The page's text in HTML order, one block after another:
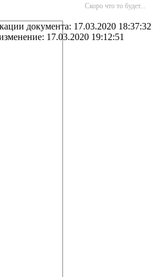
Скоро что то будет...
документа: 17.03.2020 18:37:32
17.03.2020 19:12:51